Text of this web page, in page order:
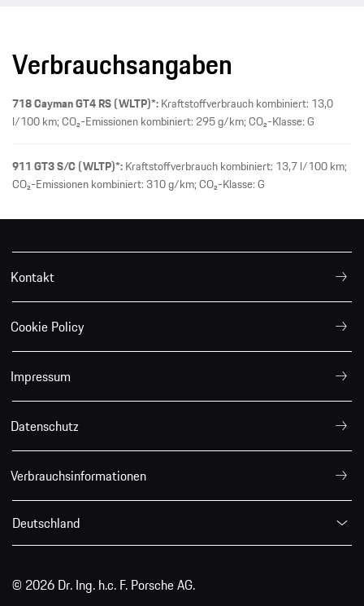
Verbrauchsangaben
718 Cayman GT4 RS (WLTP)*:Kraftstoffverbrauch kombiniert: 13,0
l/100 km; CO₂-Emissionen kombiniert: 295 g/km; CO₂-Klasse: G
911 GT3 S/C (WLTP)*:Kraftstoffverbrauch kombiniert: 13,7 l/100 km;
CO₂-Emissionen kombiniert: 310 g/km; CO₂-Klasse: G
Kontakt
Cookie Policy
Impressum
Datenschutz
Verbrauchsinformationen
Deutschland
© 2026 Dr. Ing. h.c. F. Porsche AG.